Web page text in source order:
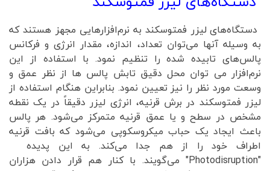
دستگاه‌های لیزر فمتوسکند به نرم‌افزارهایی مجهز هستند که
به وسیله آنها می‌توان تعداد، اندازه، مقدار انرژی و فرکانس
پالس‌های تابیده شده را تنظیم نمود. با استفاده از این
نرم‌افزار می توان محل دقیق تابش پالس ها از نظر عمق و
وسعت مورد نظر را نیز تعیین نمود. بنابراین هنگام استفاده از
لیزر فمتوسکند در برش قرنیه، انرژی لیزر دقیقاً در یک نقطه
مشخص در سطح و یا عمق قرنیه متمرکز می‌شود. هر پالس
باعث ایجاد یک حباب میکروسکوپی می‌شود که بافت قرنیه
اطراف خود را از هم جدا می‌کند. به این پدیده
"Photodisruption" می‌گویند. با کنار هم قرار دادن هزاران